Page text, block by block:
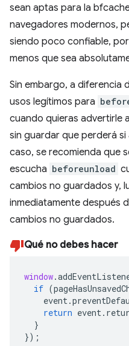
sean aptas para la
navegadores modernos,
siendo poco confiable,
menos que sea
Sin embargo, a diferencia
usos legítimos para
cuando quieras advertirle
sin guardar que perderá
caso, se recomienda que
escucha beforeunload
cambios no guardados y,
inmediatamente después
cambios no guardados.
Qué no debes hacer
window.
if (
event.
return event.
}
});